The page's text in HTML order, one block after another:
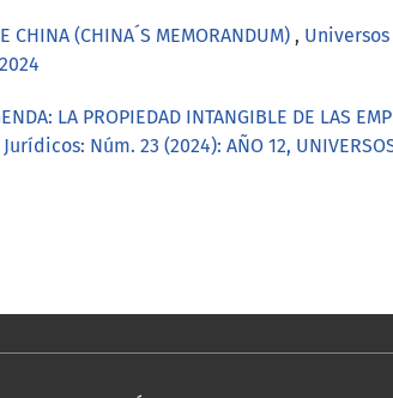
CHINA (CHINA´S MEMORANDUM) , Universos
LA PROPIEDAD INTANGIBLE DE LAS
Núm. 23 (2024): AÑO 12,